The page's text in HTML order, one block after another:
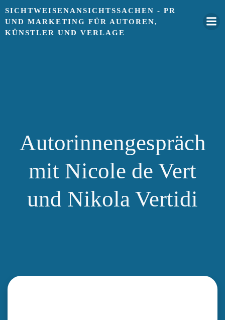
Springe
zum
Inhalt
SICHTWEISENANSICHTSSACHEN - PR
UND MARKETING FÜR AUTOREN,
KÜNSTLER UND VERLAGE
Autorinnengespräch
mit Nicole de Vert
und Nikola Vertidi